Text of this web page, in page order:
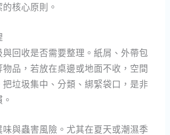
核心原則。
回收是否需要整理。紙屑、外帶包
品，若放在桌邊或地面不收，空間
垃圾集中、分類、綁緊袋口，是非
與蟲害風險。尤其在夏天或潮濕季